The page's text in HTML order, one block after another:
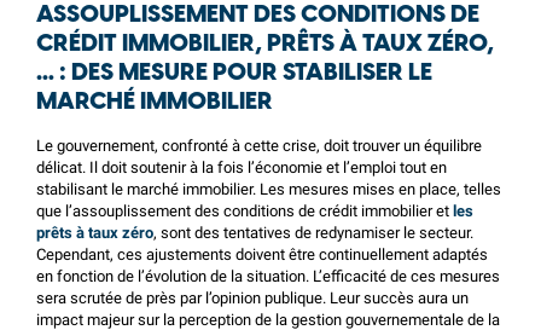
ASSOUPLISSEMENT DES CONDITIONS DE
CRÉDIT IMMOBILIER, PRÊTS À TAUX ZÉRO,
… : DES MESURE POUR STABILISER LE
MARCHÉ IMMOBILIER
Le gouvernement, confronté à cette crise, doit trouver un équilibre
délicat. Il doit soutenir à la fois l’économie et l’emploi tout en
stabilisant le marché immobilier. Les mesures mises en place, telles
que l’assouplissement des conditions de crédit immobilier et les
prêts à taux zéro, sont des tentatives de redynamiser le secteur.
Cependant, ces ajustements doivent être continuellement adaptés
en fonction de l’évolution de la situation. L’efficacité de ces mesures
sera scrutée de près par l’opinion publique. Leur succès aura un
impact majeur sur la perception de la gestion gouvernementale de la